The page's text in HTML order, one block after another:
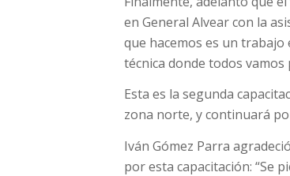
en General Alvear con la
que hacemos es un trabajo
técnica donde todos
Esta es la segunda
zona norte, y continuará
Iván Gómez Parra
por esta capacitación: “Se